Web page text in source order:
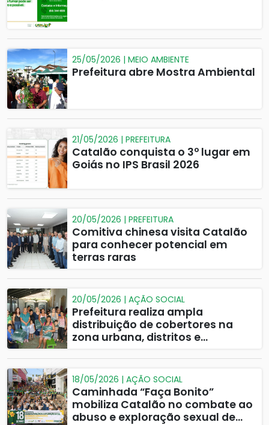
25/05/2026 | MEIO AMBIENTE
Prefeitura abre Mostra Ambiental
21/05/2026 | PREFEITURA
Catalão conquista o 3º lugar em
Goiás no IPS Brasil 2026
20/05/2026 | PREFEITURA
Comitiva chinesa visita Catalão
para conhecer potencial em
terras raras
20/05/2026 | AÇÃO SOCIAL
Prefeitura realiza ampla
distribuição de cobertores na
zona urbana, distritos e
18/05/2026 | AÇÃO SOCIAL
Caminhada “Faça Bonito”
mobiliza Catalão no combate ao
abuso e exploração sexual de